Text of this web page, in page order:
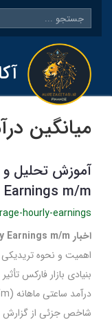
میانگین
Earnings m/m
hourly-earnings
اخبار Average Hourly Earnings m/m در بازار فارکس:
اهمیت و نحوه تریدیکی
بنیادی بازار فارکس